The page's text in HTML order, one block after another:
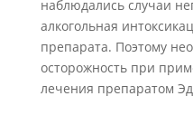
наблюдались случаи
алкогольная
препарата. Поэтому
осторожность при
лечения препаратом